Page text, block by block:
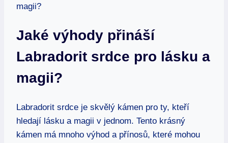
Jaké výhody přináší
Labradorit srdce pro lásku a
magii?
Labradorit srdce je skvělý kámen pro ty, kteří
hledají lásku a magii v jednom. Tento krásný
kámen má mnoho výhod a přínosů, které mohou